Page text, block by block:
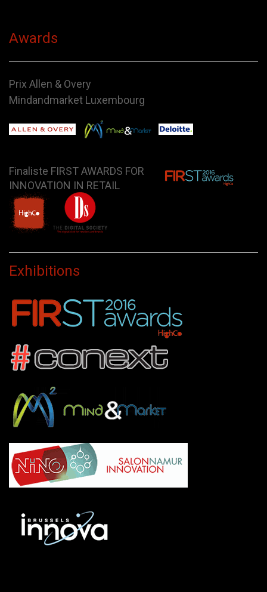
Awards
Prix Allen & Overy
Mindandmarket Luxembourg
Finaliste FIRST AWARDS FOR
INNOVATION IN RETAIL
Exhibitions